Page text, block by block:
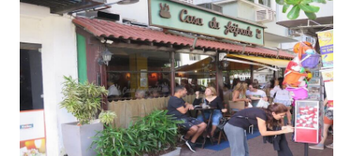
Rio a sa propre Maison de la feijoada ! © Olivier Bodart
(@BeatIt!)